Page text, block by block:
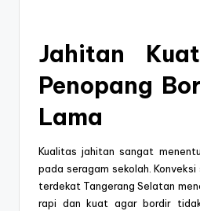
Jahitan
Penopang
Lama
Kualitas jahitan sangat
pada seragam sekolah.
terdekat Tangerang Selatan
rapi dan kuat agar bordir